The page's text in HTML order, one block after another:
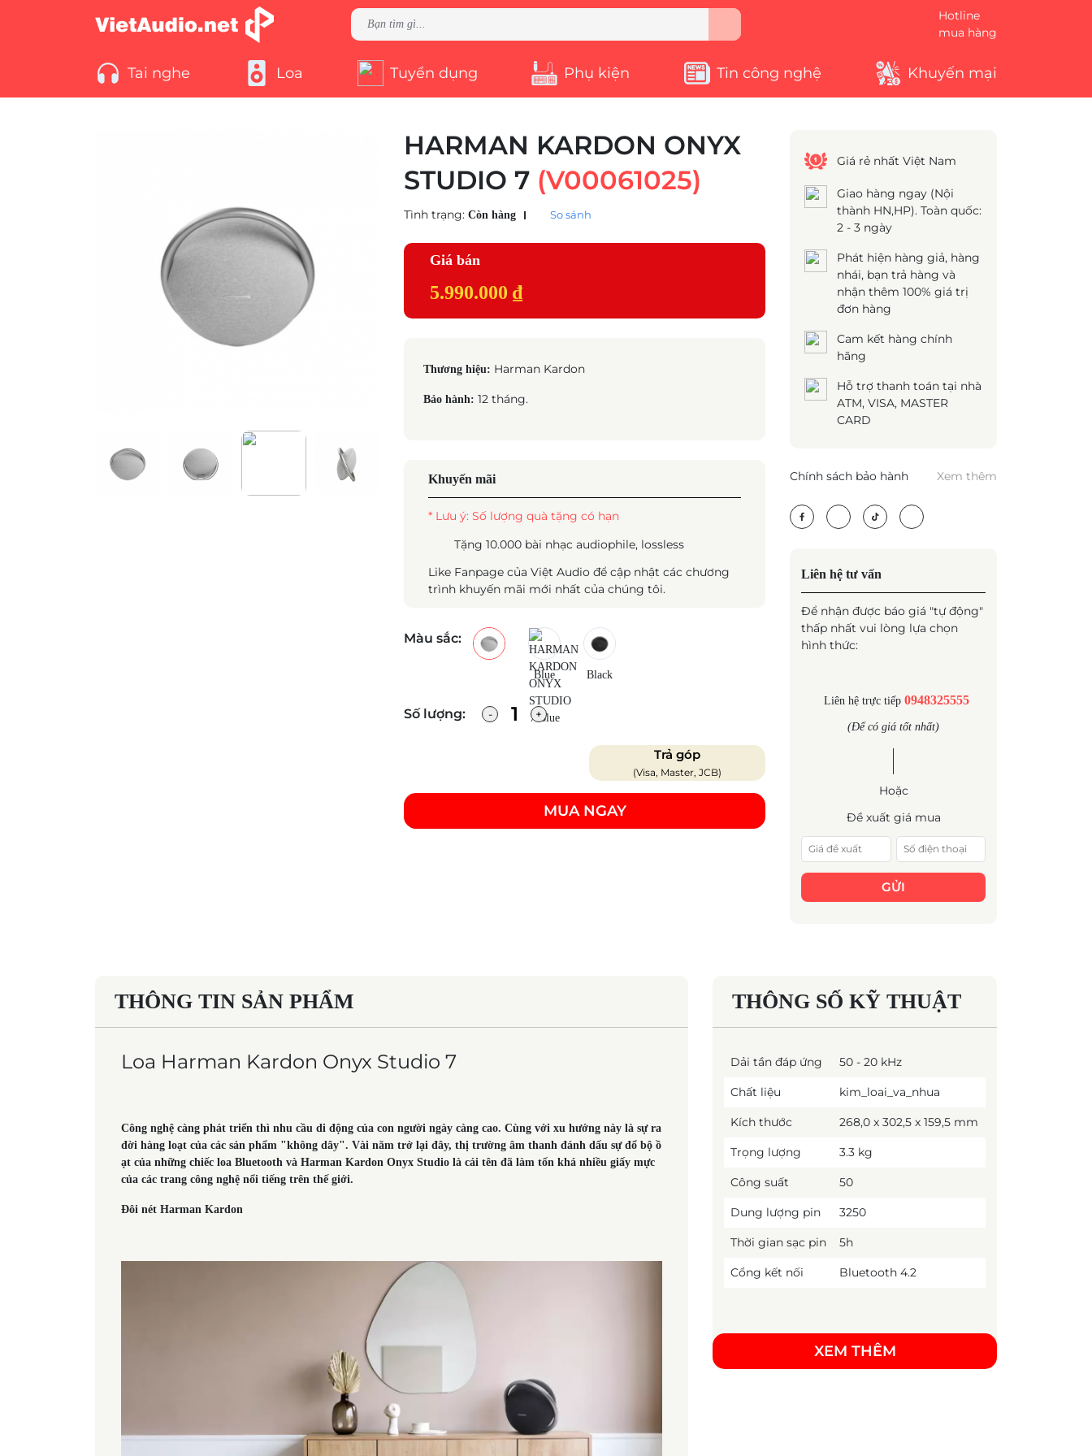
Hotline
mua hàng
Tai nghe Loa Tuyển dụng Phụ kiện Tin công nghệ Khuyến mại
HARMAN KARDON ONYX
STUDIO 7 (V00061025)
Tình trạng: Còn hàng So sánh
Giá bán
5.990.000 ₫
Thương hiệu: Harman Kardon
Bảo hành: 12 tháng.
Khuyến mãi
* Lưu ý: Số lượng quà tặng có hạn
Tặng 10.000 bài nhạc audiophile, lossless
Like Fanpage của Việt Audio để cập nhật các chương
trình khuyến mãi mới nhất của chúng tôi.
Màu sắc:
Blue Black
Số lượng:
Trả góp
(Visa, Master, JCB)
MUA NGAY
Giá rẻ nhất Việt Nam
Giao hàng ngay (Nội
thành HN,HP). Toàn quốc:
2 - 3 ngày
Phát hiện hàng giả, hàng
nhái, bạn trả hàng và
nhận thêm 100% giá trị
đơn hàng
Cam kết hàng chính
hãng
Hỗ trợ thanh toán tại nhà
ATM, VISA, MASTER
CARD
Chính sách bảo hành Xem thêm
Liên hệ tư vấn
Để nhận được báo giá "tự động"
thấp nhất vui lòng lựa chọn
hình thức:
Liên hệ trực tiếp 0948325555
(Để có giá tốt nhất)
Hoặc
Đề xuất giá mua
GỬI
THÔNG TIN SẢN PHẨM
Loa Harman Kardon Onyx Studio 7
Công nghệ càng phát triển thì nhu cầu di động của con người ngày càng cao. Cùng với xu hướng này là sự ra
đời hàng loạt của các sản phẩm "không dây". Vài năm trở lại đây, thị trường âm thanh đánh dấu sự đổ bộ ồ
ạt của những chiếc loa Bluetooth và Harman Kardon Onyx Studio là cái tên đã làm tốn khá nhiều giấy mực
của các trang công nghệ nổi tiếng trên thế giới.
Đôi nét Harman Kardon
THÔNG SỐ KỸ THUẬT
Dải tần đáp ứng 50 - 20 kHz
Chất liệu kim_loai_va_nhua
Kích thước 268,0 x 302,5 x 159,5 mm
Trọng lượng 3.3 kg
Công suất 50
Dung lượng pin 3250
Thời gian sạc pin 5h
Cổng kết nối Bluetooth 4.2
XEM THÊM